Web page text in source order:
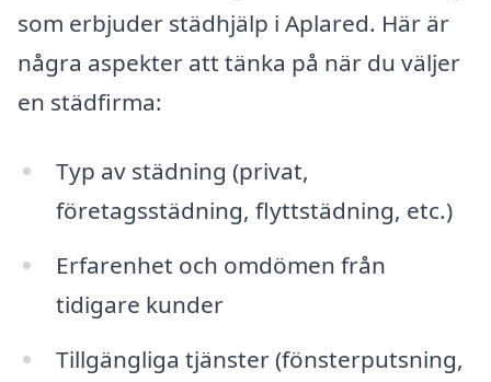
som erbjuder städhjälp i Aplared. Här är
några aspekter att tänka på när du väljer
en städfirma:
Typ av städning (privat,
företagsstädning, flyttstädning, etc.)
Erfarenhet och omdömen från
tidigare kunder
Tillgängliga tjänster (fönsterputsning,